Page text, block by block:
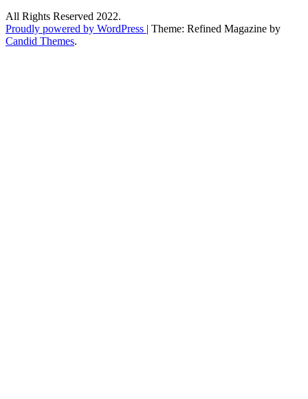
All Rights Reserved 2022.
Proudly powered by WordPress | Theme: Refined Magazine by
Candid Themes.